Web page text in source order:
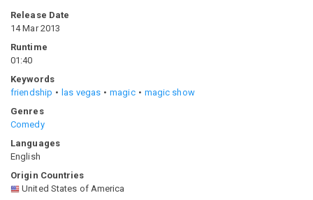
Release Date
14 Mar 2013
Runtime
01:40
Keywords
friendship
las vegas magic
magic show
Genres
Comedy
Languages
English
Origin Countries
United States of America